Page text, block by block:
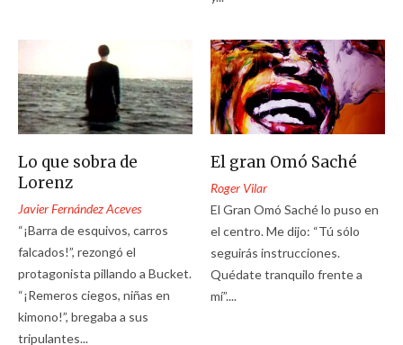
Lo que sobra de
Lorenz
Javier Fernández Aceves
“¡Barra de esquivos, carros
falcados!”, rezongó el
protagonista pillando a Bucket.
“¡Remeros ciegos, niñas en
kimono!”, bregaba a sus
tripulantes...
El gran Omó Saché
Roger Vilar
El Gran Omó Saché lo puso en
el centro. Me dijo: “Tú sólo
seguirás instrucciones.
Quédate tranquilo frente a
mí”....